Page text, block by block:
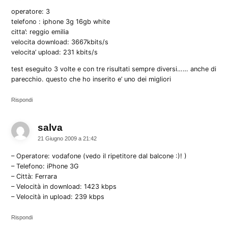
operatore: 3
telefono : iphone 3g 16gb white
citta’: reggio emilia
velocita download: 3667kbits/s
velocita’ upload: 231 kbits/s
test eseguito 3 volte e con tre risultati sempre diversi…… anche di
parecchio. questo che ho inserito e’ uno dei migliori
Rispondi
salvadice:
21 Giugno 2009 a 21:42
– Operatore: vodafone (vedo il ripetitore dal balcone :)! )
– Telefono: iPhone 3G
– Città: Ferrara
– Velocità in download: 1423 kbps
– Velocità in upload: 239 kbps
Rispondi